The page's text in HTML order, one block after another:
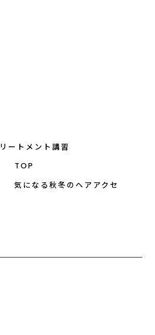
ートメント講習
TOP
気になる秋冬のヘアアクセ